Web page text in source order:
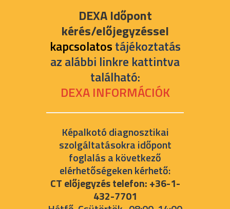
DEXA Időpont
kérés/előjegyzéssel
kapcsolatostájékoztatás
az alábbi linkre kattintva
található:
DEXA INFORMÁCIÓK
Képalkotó diagnosztikai
szolgáltatásokra időpont
foglalás a következő
elérhetőségeken kérhető:
CT előjegyzés telefon: +36-1-
432-7701